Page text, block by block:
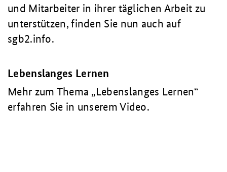
und Mitarbeiter in ihrer täglichen Arbeit zu
unterstützen, finden Sie nun auch auf
sgb2.info.
Lebenslanges Lernen
Mehr zum Thema „Lebenslanges Lernen“
erfahren Sie in unserem Video.